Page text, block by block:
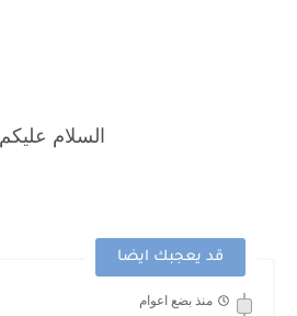
السلام عليكم
قد يعجبك ايضا
منذ بضع اعوام